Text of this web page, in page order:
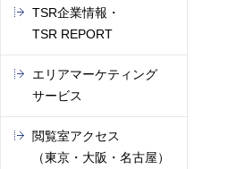
TSR企業情報・
TSR REPORT
エリアマーケティング
サービス
閲覧室アクセス
（東京・大阪・名古屋）